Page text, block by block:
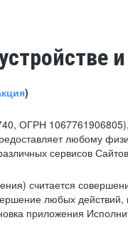
)
ОГРН
любому
сервисов
считается
любых
приложения